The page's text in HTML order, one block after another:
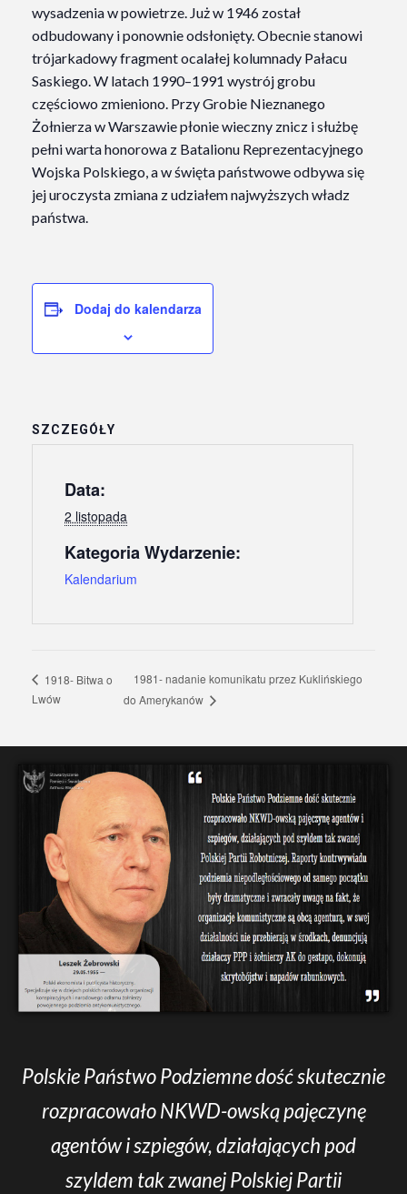
wysadzenia w powietrze. Już w 1946 został
odbudowany i ponownie odsłonięty. Obecnie stanowi
trójarkadowy fragment ocalałej kolumnady Pałacu
Saskiego. W latach 1990–1991 wystrój grobu
częściowo zmieniono. Przy Grobie Nieznanego
Żołnierza w Warszawie płonie wieczny znicz i służbę
pełni warta honorowa z Batalionu Reprezentacyjnego
Wojska Polskiego, a w święta państwowe odbywa się
jej uroczysta zmiana z udziałem najwyższych władz
państwa.
Dodaj do kalendarza
SZCZEGÓŁY
Data:
2 listopada
Kategoria Wydarzenie:
Kalendarium
1918- Bitwa o
Lwów
1981- nadanie komunikatu przez Kuklińskiego
do Amerykanów
Polskie Państwo Podziemne dość skutecznie
rozpracowało NKWD-owską pajęczynę
agentów i szpiegów, działających pod
szyldem tak zwanej Polskiej Partii